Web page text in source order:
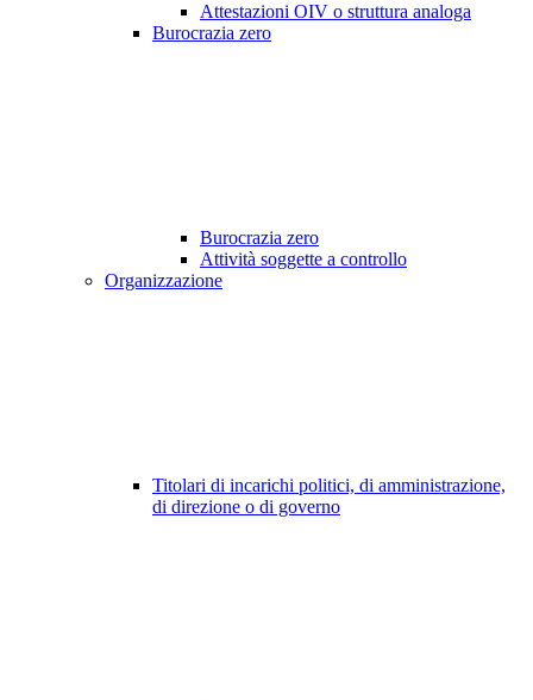
Attestazioni OIV o struttura analoga
Burocrazia zero
Burocrazia zero
Attività soggette a controllo
Organizzazione
Titolari di incarichi politici, di amministrazione,
di direzione o di governo